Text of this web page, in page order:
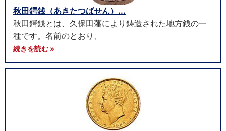
秋田鍔銭（あきたつばせん）...
秋田鍔銭とは、久保田藩により鋳造された地方銭の一
種です。名前のとおり、
続きを読む »